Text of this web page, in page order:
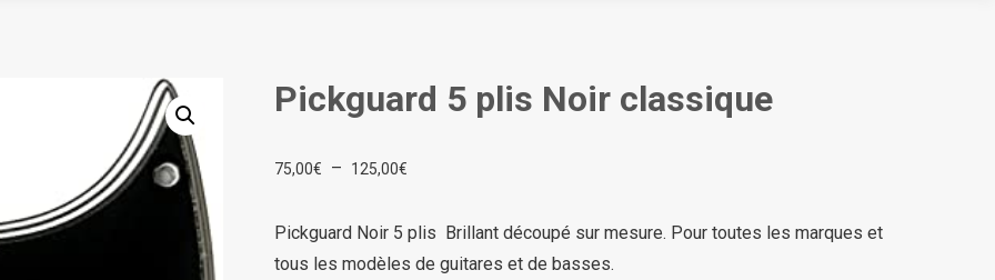
Pickguard 5 plis Noir classique
75,00€ – 125,00€
prix :
75,00€
Pickguard Noir 5 plis Brillant découpé sur mesure. Pour toutes les marques et
tous les modèles de guitares et de basses.